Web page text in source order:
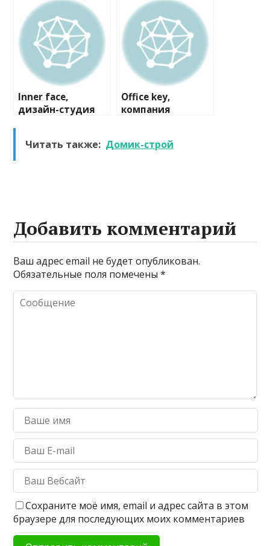
компания
Inner face,
дизайн-студия
Office key,
компания
Читать также: Домик-строй
Добавить комментарий
Ваш адрес email не будет опубликован.
Обязательные поля помечены*
Сохраните моё имя, email и адрес сайта в этом
браузере для последующих моих комментариев